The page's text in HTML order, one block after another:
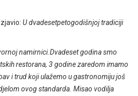
U dvadesetpetogodišnjoj tradiciji
namirnici.Dvadeset godina smo
restorana, 3 godine zaredom imamo
i trud koji ulažemo u gastronomiju još
ovog standarda. Misao vodilja